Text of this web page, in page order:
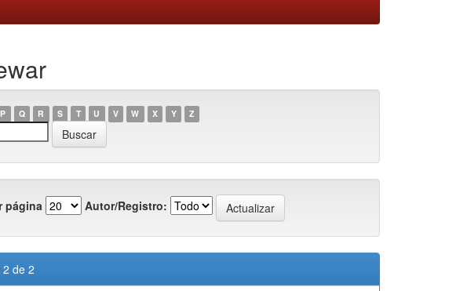
P Q R S T U V W X Y Z
página Autor/Registro:
de 2